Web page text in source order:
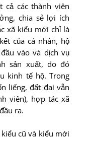
cả các thành viên
chia sẻ lợi ích
xã kiểu mới chỉ là
của cá nhân, hộ
vào và dịch vụ
sản xuất, do đó
kinh tế hộ. Trong
liếng, đất đai vẫn
viên), hợp tác xã
ra.
cũ và kiểu mới